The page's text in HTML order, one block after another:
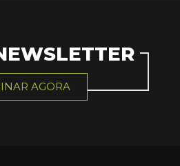
AGORA